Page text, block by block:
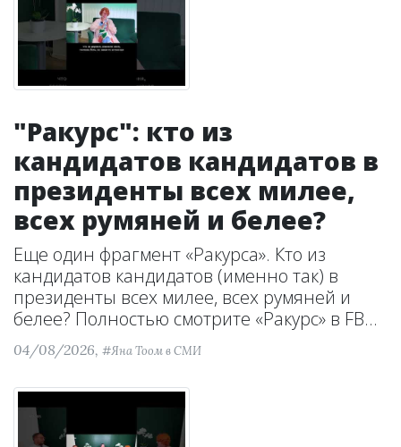
"Ракурс": кто из
кандидатов кандидатов в
президенты всех милее,
всех румяней и белее?
Еще один фрагмент «Ракурса». Кто из
кандидатов кандидатов (именно так) в
президенты всех милее, всех румяней и
белее? Полностью смотрите «Ракурс» в FB...
04/08/2026, #Яна Тоом в СМИ